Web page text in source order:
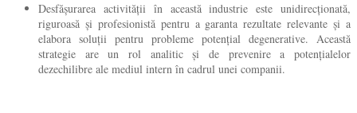
Desfășurarea activității în această industrie este unidirecționată,
riguroasă și profesionistă pentru a garanta rezultate relevante și a
elabora soluții pentru probleme potențial degenerative. Această
strategie are un rol analitic și de prevenire a potențialelor
dezechilibre ale mediul intern în cadrul unei companii.